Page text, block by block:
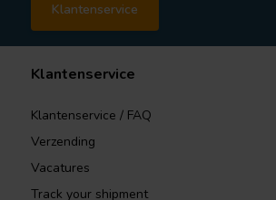
Klantenservice
Klantenservice
Klantenservice / FAQ
Verzending
Vacatures
Track your shipment